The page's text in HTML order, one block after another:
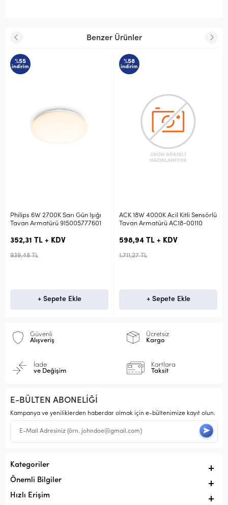
Benzer Ürünler
2700K Sarı Gün Işığı
915005777601
+ KDV
+ Sepete Ekle
ACK 18W 4000K Acil Kitli Sensörlü
Tavan Armatürü AC18-00110
598,94 TL + KDV
+ Sepete Ekle
ACK 18W
Tavan
Güvenli
Alışveriş
Ücretsiz
Kargo
İade
ve Değişim
Kartlara
Taksit
E-BÜLTEN ABONELİĞİ
Kampanya ve yeniliklerden haberdar olmak için e-bültenimize kayıt olun.
Kategoriler
Önemli Bilgiler
Hızlı Erişim